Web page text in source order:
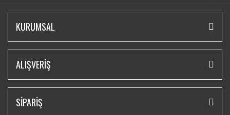
KURUMSAL
ALIŞVERİŞ
SİPARİŞ